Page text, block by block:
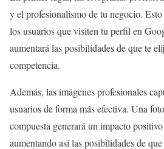
y el profesionalismo de tu negocio.
los usuarios que visiten tu perfil en
aumentará las posibilidades de que te
competencia.
Además, las imágenes profesionales
usuarios de forma más efectiva. Una
compuesta generará un impacto
aumentando así las posibilidades de